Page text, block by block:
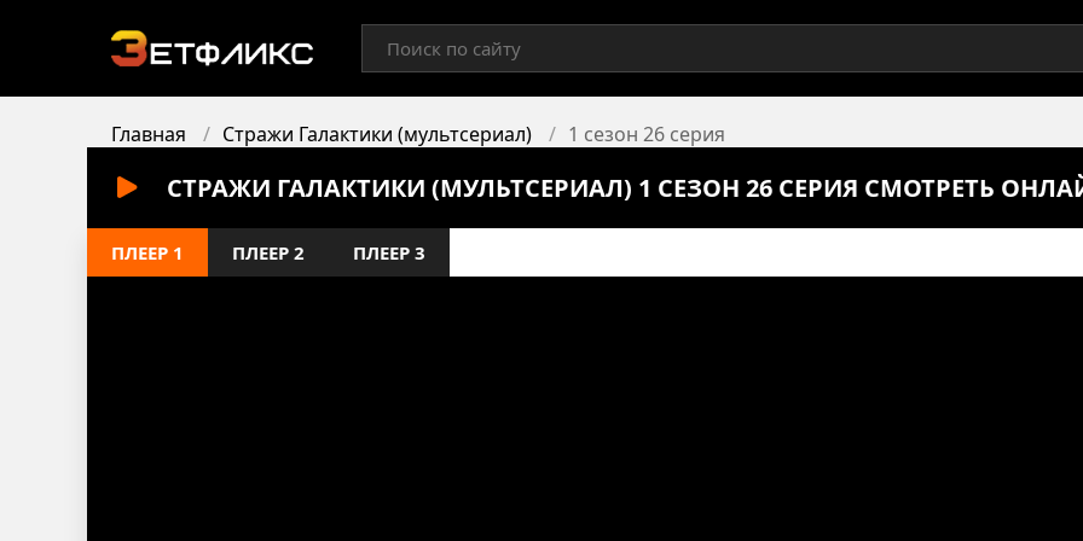
Главная Стражи Галактики (мультсериал) 1 сезон 26 серия
СТРАЖИ ГАЛАКТИКИ (МУЛЬТСЕРИАЛ) 1 СЕЗОН 26 СЕРИЯ СМОТРЕТЬ
ПЛЕЕР 1 ПЛЕЕР 2 ПЛЕЕР 3